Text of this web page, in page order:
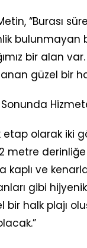
“Burası
bulunmayan
bir alan
güzel bir
etap olarak
metre
kaplı ve
gibi
bir halk plajı